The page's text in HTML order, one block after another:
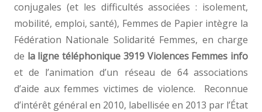
conjugales (et les difficultés associées : isolement,
mobilité, emploi, santé), Femmes de Papier intègre la
Fédération Nationale Solidarité Femmes, en charge
de la ligne téléphonique 3919 Violences Femmes info
et de l’animation d’un réseau de 64 associations
d’aide aux femmes victimes de violence. Reconnue
d’intérêt général en 2010, labellisée en 2013 par l’État